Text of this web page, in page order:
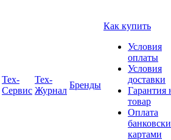
Tex-
Сервис
Тех-
Журнал
Бренды
Как купить
Условия
оплаты
Условия
доставки
Гарантия
товар
Оплата
картами